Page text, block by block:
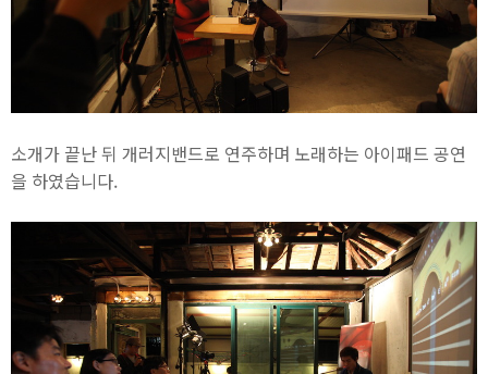
소개가 끝난 뒤 개러지밴드로 연주하며 노래하는 아이패드 공연
을 하였습니다.